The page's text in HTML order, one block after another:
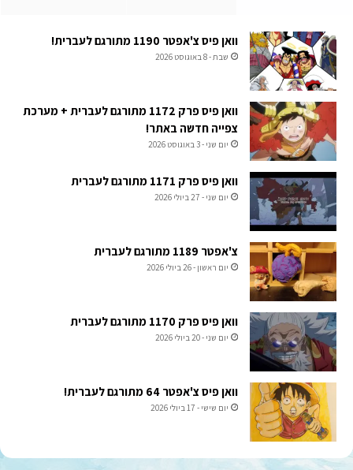
וואן פיס צ'אפטר 1190 מתורגם לעברית!
שבת - 8 באוגוסט 2026
וואן פיס פרק 1172 מתורגם לעברית + מערכת
צפייה חדשה באתר!
יום שני - 3 באוגוסט 2026
וואן פיס פרק 1171 מתורגם לעברית
יום שני - 27 ביולי 2026
צ'אפטר 1189 מתורגם לעברית
יום ראשון - 26 ביולי 2026
וואן פיס פרק 1170 מתורגם לעברית
יום שני - 20 ביולי 2026
וואן פיס צ'אפטר 64 מתורגם לעברית!
יום שישי - 17 ביולי 2026